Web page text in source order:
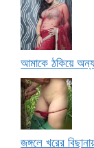
আমাকে ঠকিয়ে
জঙ্গলে খরের